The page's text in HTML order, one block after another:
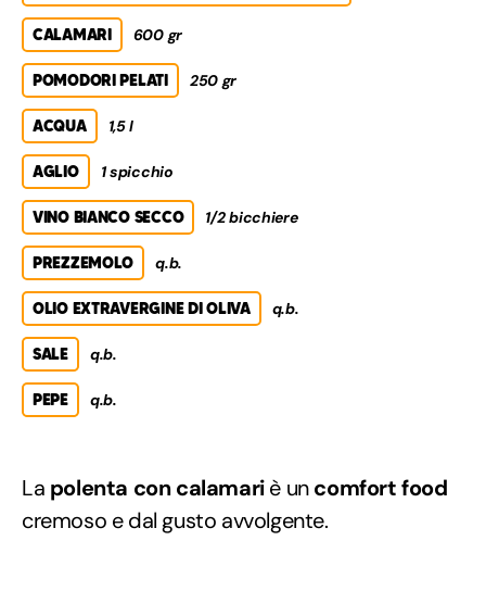
CALAMARI 600 gr
POMODORI PELATI 250 gr
ACQUA 1,5 l
AGLIO 1 spicchio
VINO BIANCO SECCO 1/2 bicchiere
PREZZEMOLO q.b.
OLIO EXTRAVERGINE DI OLIVA q.b.
SALE q.b.
PEPE q.b.
La polenta con calamariè uncomfort food
cremoso e dal gusto avvolgente.